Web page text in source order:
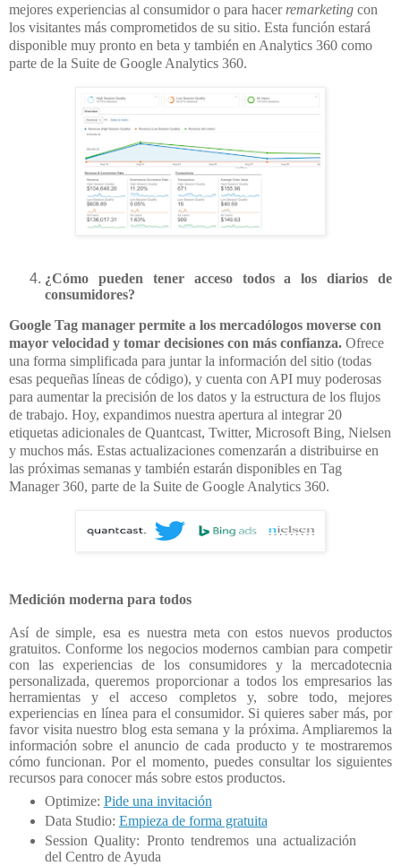
mejores experiencias al consumidor o para hacer remarketing con
los visitantes más comprometidos de su sitio. Esta función estará
disponible muy pronto en beta y también en Analytics 360 como
parte de la Suite de Google Analytics 360.
¿Cómo pueden tener acceso todos a los diarios de
consumidores?
Google Tag manager permite a los mercadólogos moverse con
mayor velocidad y tomar decisiones con más confianza. Ofrece
una forma simplificada para juntar la información del sitio (todas
esas pequeñas líneas de código), y cuenta con API muy poderosas
para aumentar la precisión de los datos y la estructura de los flujos
de trabajo. Hoy, expandimos nuestra apertura al integrar 20
etiquetas adicionales de Quantcast, Twitter, Microsoft Bing, Nielsen
y muchos más. Estas actualizaciones comenzarán a distribuirse en
las próximas semanas y también estarán disponibles en Tag
Manager 360, parte de la Suite de Google Analytics 360.
Medición moderna para todos
Así de simple, esa es nuestra meta con estos nuevos productos
gratuitos. Conforme los negocios modernos cambian para competir
con las experiencias de los consumidores y la mercadotecnia
personalizada, queremos proporcionar a todos los empresarios las
herramientas y el acceso completos y, sobre todo, mejores
experiencias en línea para el consumidor. Si quieres saber más, por
favor visita nuestro blog esta semana y la próxima. Ampliaremos la
información sobre el anuncio de cada producto y te mostraremos
cómo funcionan. Por el momento, puedes consultar los siguientes
recursos para conocer más sobre estos productos.
Optimize: Pide una invitación
Data Studio: Empieza de forma gratuita
Session Quality: Pronto tendremos una actualización
del Centro de Ayuda